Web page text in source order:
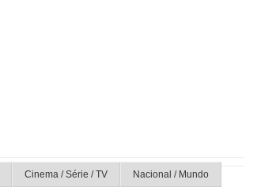
Cinema / Série / TV Nacional / Mundo